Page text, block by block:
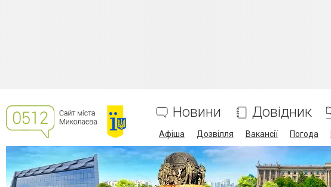
Новини Довідник
Афіша Дозвілля Вакансії Погода